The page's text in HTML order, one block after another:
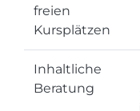
freien
Kursplätzen
Inhaltliche
Beratung